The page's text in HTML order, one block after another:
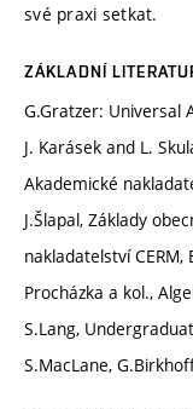
své praxi setkat.
ZÁKLADNÍ
G.Gratzer: Universal
J. Karásek and L.
Akademické
J.Šlapal, Základy
nakladatelství CERM,
Procházka a kol.,
S.Lang,
S.MacLane,